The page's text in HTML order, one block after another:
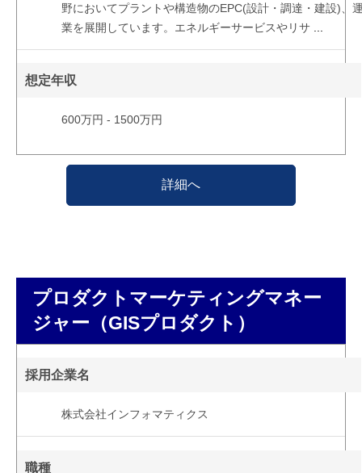
野においてプラントや構造物のEPC(設計・調達・建設)、
業を展開しています。エネルギーサービスやリサ
想定年収
600万円 - 1500万円
詳細へ
プロダクトマーケティングマネー
ジャー（GISプロダクト）
採用企業名
株式会社インフォマティクス
職種